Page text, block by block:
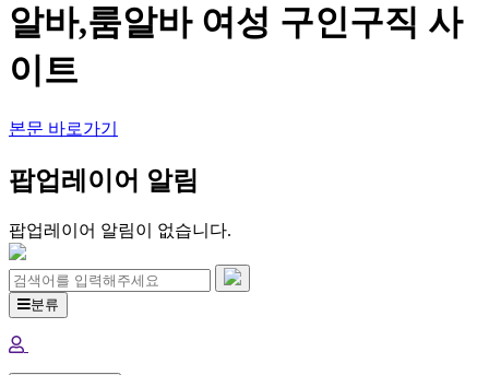
알바,룸알바 여성 구인구직 사
이트
본문 바로가기
팝업레이어 알림
팝업레이어 알림이 없습니다.
분류